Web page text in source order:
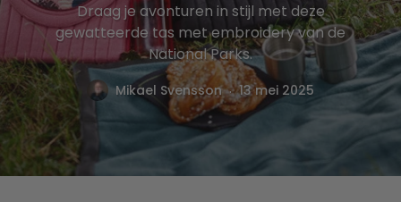
Draag je avonturen in stijl met deze
gewatteerde tas met embroidery van de
National Parks.
Mikael Svensson . 13 mei 2025